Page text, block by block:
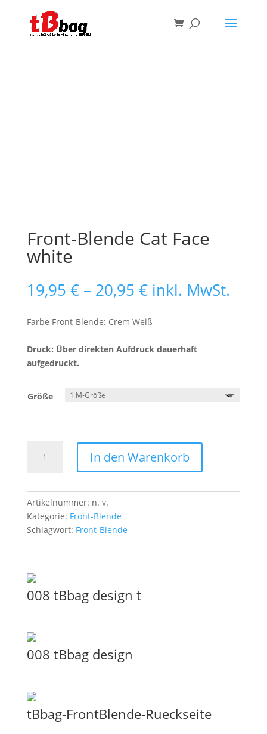
Front-Blende Cat Face
white
19,95 € – 20,95 €Preisspanne:
19,95 €
bis
20,95 €
inkl. MwSt.
Farbe Front-Blende: Crem Weiß
Druck: Über direkten Aufdruck dauerhaft
aufgedruckt.
Größe
Blende
white
Menge
In den Warenkorb
Artikelnummer: n. v.
Kategorie: Front-Blende
Schlagwort: Front-Blende
008 tBbag design t
008 tBbag design
tBbag-FrontBlende-Rueckseite